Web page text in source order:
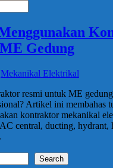
Gedung
Mekanikal Elektrikal
resmi untuk ME
Artikel ini membahas
kontraktor mekanikal
central, ducting, hydrant,
Search